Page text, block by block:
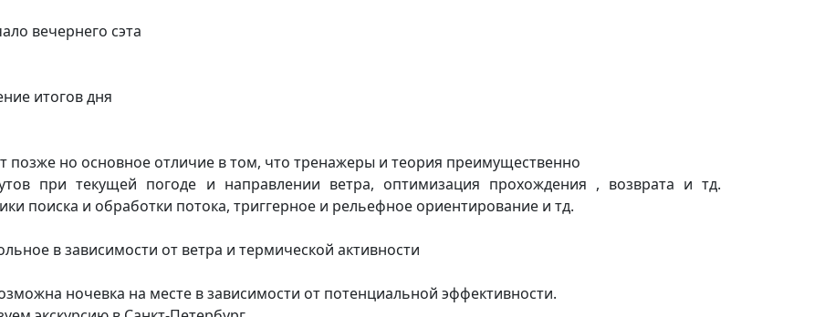
вечернего сэта
итогов дня
позже но основное отличие в том, что тренажеры и теория преимущественно
при текущей погоде и направлении ветра, оптимизация прохождения , возврата и тд.
поиска и обработки потока, триггерное и рельефное ориентирование и тд.
в зависимости от ветра и термической активности
ночевка на месте в зависимости от потенциальной эффективности.